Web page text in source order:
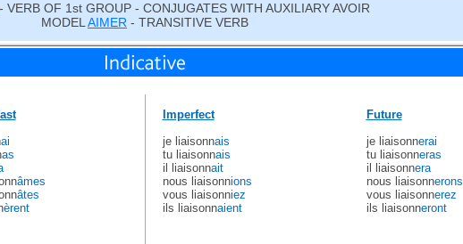
- VERB OF 1st GROUP - CONJUGATES WITH AUXILIARY AVOIR
MODEL AIMER - TRANSITIVE VERB
ai
as
âmes
âtes
èrent
Imperfect
je liaisonnais
tu liaisonnais
il liaisonnait
nous liaisonnions
vous liaisonniez
ils liaisonnaient
Future
je liaisonnerai
tu liaisonneras
il liaisonnera
nous liaisonnerons
vous liaisonnerez
ils liaisonneront